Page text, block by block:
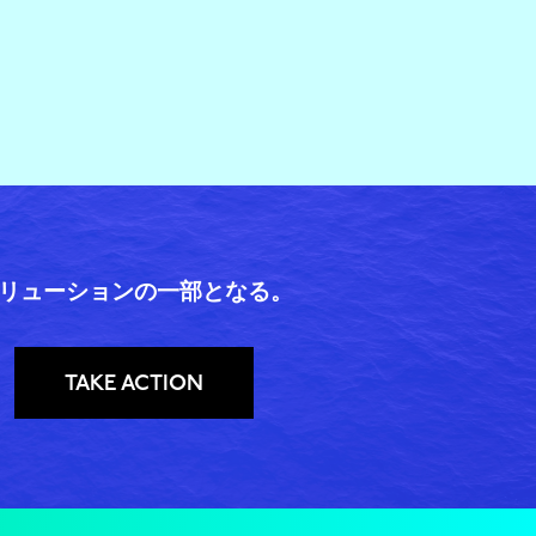
ューションの一部となる。
TAKE ACTION